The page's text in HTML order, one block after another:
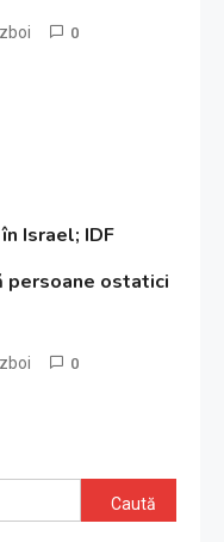
0
Israel; IDF
persoane ostatici
0
Caută